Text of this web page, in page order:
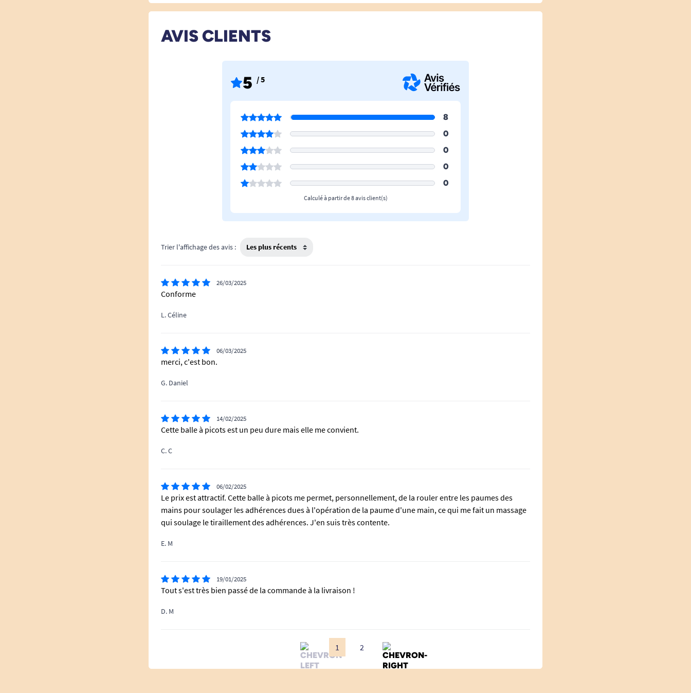
AVIS CLIENTS
5 / 5
8
0
0
0
0
Calculé à partir de 8 avis client(s)
Trier l'affichage des avis :
26/03/2025
Conforme
L. Céline
06/03/2025
merci, c'est bon.
G. Daniel
14/02/2025
Cette balle à picots est un peu dure mais elle me convient.
C. C
06/02/2025
Le prix est attractif. Cette balle à picots me permet, personnellement, de la rouler entre les paumes des
mains pour soulager les adhérences dues à l'opération de la paume d'une main, ce qui me fait un massage
qui soulage le tiraillement des adhérences. J'en suis très contente.
E. M
19/01/2025
Tout s'est très bien passé de la commande à la livraison !
D. M
1 2